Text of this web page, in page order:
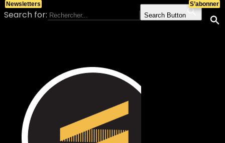
Search for: Search Button
S’abonner
Newsletters